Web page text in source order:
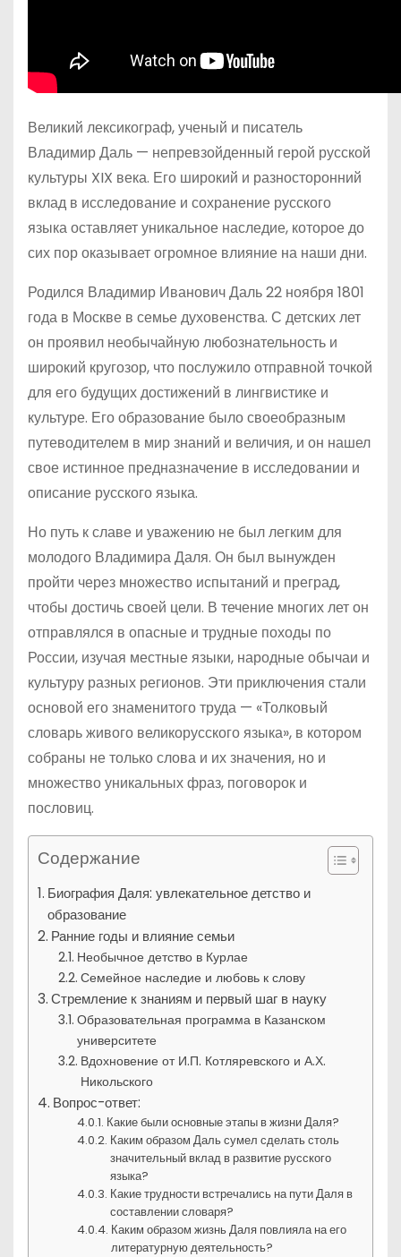
Великий лексикограф, ученый и писатель
Владимир Даль — непревзойденный герой русской
культуры XIX века. Его широкий и разносторонний
вклад в исследование и сохранение русского
языка оставляет уникальное наследие, которое до
сих пор оказывает огромное влияние на наши дни.
Родился Владимир Иванович Даль 22 ноября 1801
года в Москве в семье духовенства. С детских лет
он проявил необычайную любознательность и
широкий кругозор, что послужило отправной точкой
для его будущих достижений в лингвистике и
культуре. Его образование было своеобразным
путеводителем в мир знаний и величия, и он нашел
свое истинное предназначение в исследовании и
описание русского языка.
Но путь к славе и уважению не был легким для
молодого Владимира Даля. Он был вынужден
пройти через множество испытаний и преград,
чтобы достичь своей цели. В течение многих лет он
отправлялся в опасные и трудные походы по
России, изучая местные языки, народные обычаи и
культуру разных регионов. Эти приключения стали
основой его знаменитого труда — «Толковый
словарь живого великорусского языка», в котором
собраны не только слова и их значения, но и
множество уникальных фраз, поговорок и
пословиц.
Содержание
Биография Даля: увлекательное детство и
образование
Ранние годы и влияние семьи
Необычное детство в Курлае
Семейное наследие и любовь к слову
Стремление к знаниям и первый шаг в науку
Образовательная программа в Казанском
университете
Вдохновение от И.П. Котляревского и А.Х.
Никольского
Вопрос-ответ:
Какие были основные этапы в жизни Даля?
Каким образом Даль сумел сделать столь
значительный вклад в развитие русского
языка?
Какие трудности встречались на пути Даля в
составлении словаря?
Каким образом жизнь Даля повлияла на его
литературную деятельность?